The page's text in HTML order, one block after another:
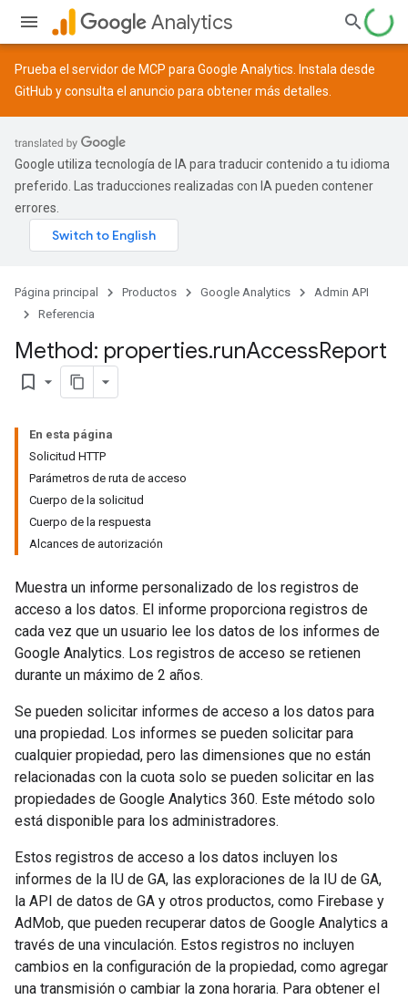
Analytics
Prueba el servidor de MCP para Google Analytics. Instala desde
GitHub y consulta el anuncio para obtener más detalles.
Google utiliza tecnología de IA para traducir contenido a tu idioma
preferido. Las traducciones realizadas con IA pueden contener
errores.
Página principal Productos Google Analytics
Admin API
Referencia
Method: properties.runAccessReport
bookmark_border
En esta página
Solicitud HTTP
Parámetros de ruta de acceso
Cuerpo de la solicitud
Cuerpo de la respuesta
Alcances de autorización
Muestra un informe personalizado de los registros de
acceso a los datos. El informe proporciona registros de
cada vez que un usuario lee los datos de los informes de
Google Analytics. Los registros de acceso se retienen
durante un máximo de 2 años.
Se pueden solicitar informes de acceso a los datos para
una propiedad. Los informes se pueden solicitar para
cualquier propiedad, pero las dimensiones que no están
relacionadas con la cuota solo se pueden solicitar en las
propiedades de Google Analytics 360. Este método solo
está disponible para los administradores.
Estos registros de acceso a los datos incluyen los
informes de la IU de GA, las exploraciones de la IU de GA,
la API de datos de GA y otros productos, como Firebase y
AdMob, que pueden recuperar datos de Google Analytics a
través de una vinculación. Estos registros no incluyen
cambios en la configuración de la propiedad, como agregar
una transmisión o cambiar la zona horaria. Para obtener el